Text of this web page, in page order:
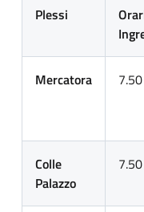
Plessi
Mercatora 7.50
Colle
Palazzo
7.50